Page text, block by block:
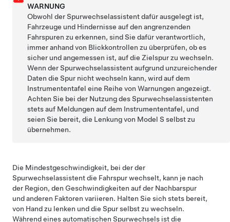
WARNUNG
Obwohl derSpurwechselassistentdafür ausgelegt ist,
Fahrzeuge und Hindernisse auf den angrenzenden
Fahrspuren zu erkennen, sind Sie dafür verantwortlich,
immer anhand von Blickkontrollen zu überprüfen, ob es
sicher und angemessen ist, auf die Zielspur zu wechseln.
Wenn derSpurwechselassistentaufgrund unzureichender
Daten die Spur nicht wechseln kann, wird auf dem
Instrumententafel eine Reihe von Warnungen angezeigt.
Achten Sie bei der Nutzung desSpurwechselassistenten
stets auf Meldungen auf dem Instrumententafel, und
seien Sie bereit, die Lenkung von Model S selbst zu
übernehmen.
Die Mindestgeschwindigkeit, bei der der
Spurwechselassistentdie Fahrspur wechselt, kann je nach
der Region, den Geschwindigkeiten auf der Nachbarspur
und anderen Faktoren variieren. Halten Sie sich stets bereit,
von Hand zu lenken und die Spur selbst zu wechseln.
Während eines automatischen Spurwechsels ist die